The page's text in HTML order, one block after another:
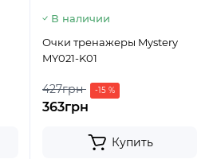
В наличии
Очки тренажеры Mystery
MY021-K01
427грн -15 %
363грн
Купить